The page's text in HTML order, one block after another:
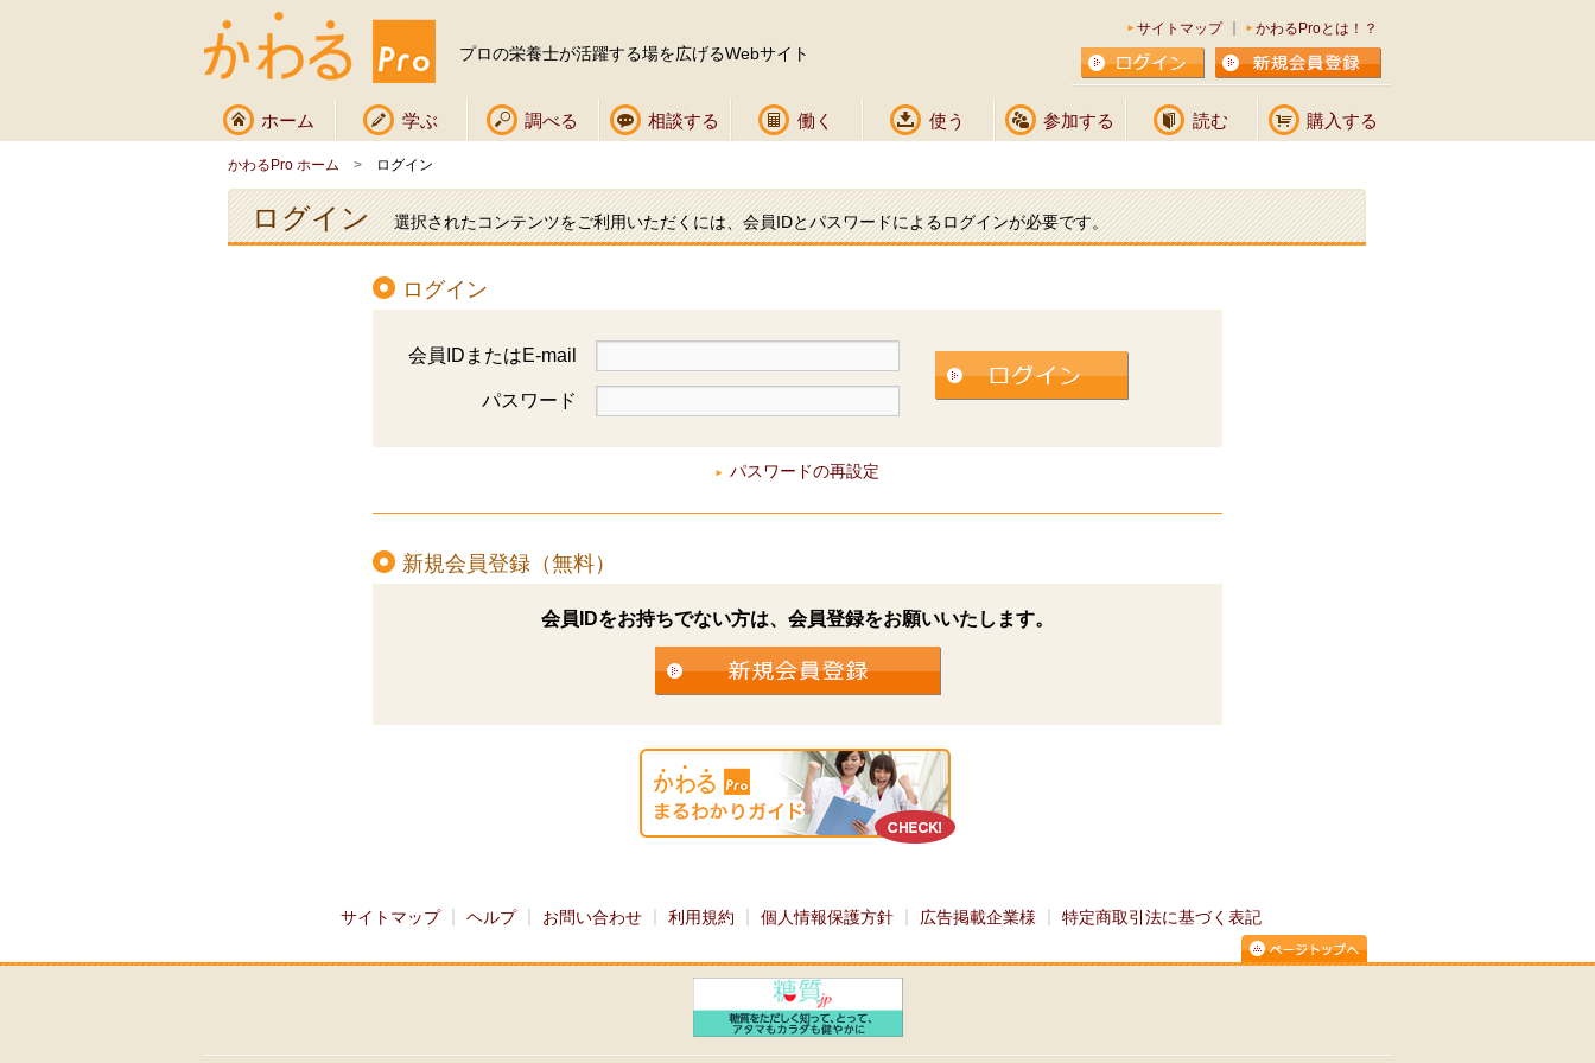
プロの栄養士が活躍する場を広げるWebサイト
サイトマップ かわるProとは！？
ホーム 学ぶ 調べる 相談する 働く 使う 参加する 読む 購入する
かわるPro ホーム > ログイン
ログイン 選択されたコンテンツをご利用いただくには、会員IDとパスワードによるログインが必要です。
ログイン
会員IDまたはE-mail
パスワード
パスワードの再設定
新規会員登録（無料）
会員IDをお持ちでない方は、会員登録をお願いいたします。
サイトマップ ヘルプ お問い合わせ 利用規約 個人情報保護方針 広告掲載企業様 特定商取引法に基づく表記